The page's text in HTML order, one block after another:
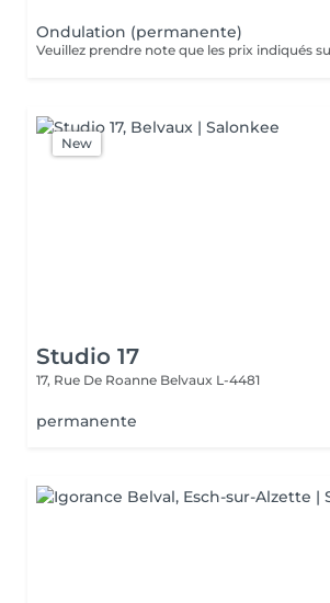
Ondulation (permanente)
New
Studio 17
17, Rue De Roanne Belvaux L-4481
permanente